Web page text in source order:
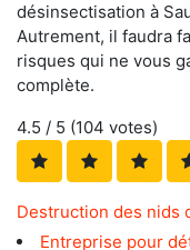
désinsectisation à
Autrement, il faudra
risques qui ne vous
complète.
4.5 / 5 (104 votes)
Destruction des nids
Entreprise pour